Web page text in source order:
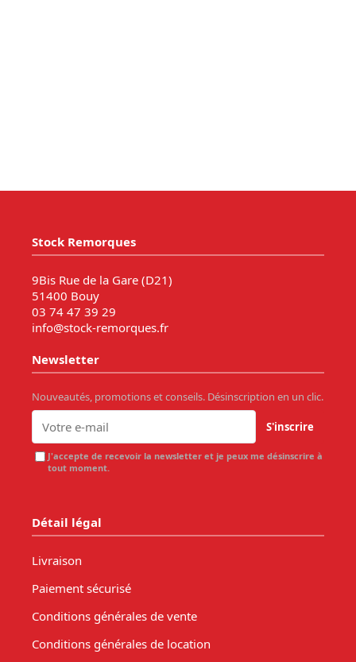
Stock Remorques
9Bis Rue de la Gare (D21)
51400 Bouy
03 74 47 39 29
info@stock-remorques.fr
Newsletter
Nouveautés, promotions et conseils. Désinscription en un clic.
S'inscrire
J'accepte de recevoir la newsletter et je peux me désinscrire à
tout moment.
Détail légal
Livraison
Paiement sécurisé
Conditions générales de vente
Conditions générales de location